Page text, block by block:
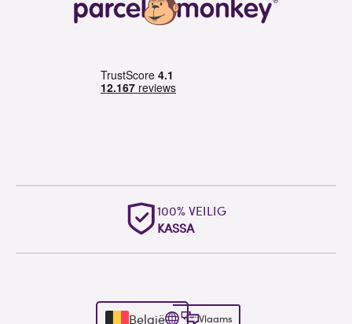
UITSTEKENDE
WERELDWIJDE ONDERSTEUNING
België Vlaams